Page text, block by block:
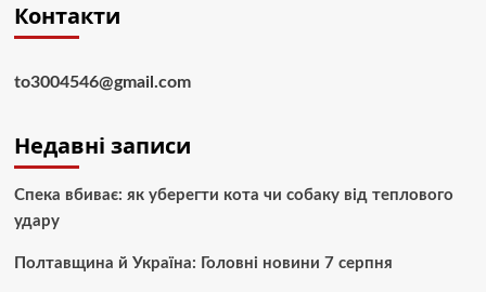
Контакти
to3004546@gmail.com
Недавні записи
Спека вбиває: як уберегти кота чи собаку від теплового
удару
Полтавщина й Україна: Головні новини 7 серпня